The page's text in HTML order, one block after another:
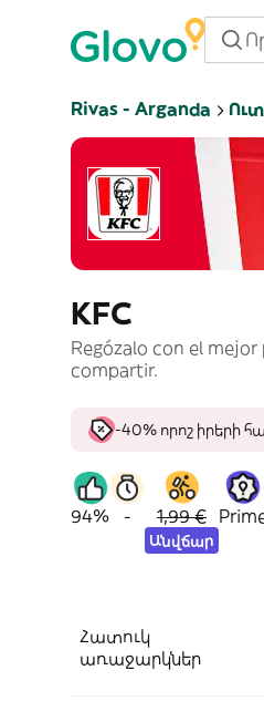
Rivas - Arganda
KFC
Regózalo con el
compartir.
-40% որոշ իրերի
94% - 1,99 €
Անվճար
Հատուկ
առաջարկներ